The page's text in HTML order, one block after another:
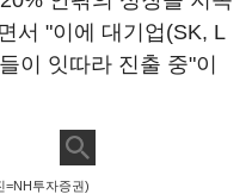
서 "이에 대기업(SK, L
이 잇따라 진출 중"이
=NH투자증권)